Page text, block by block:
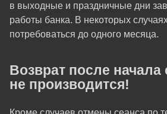
в выходные и праздничные дни
работы банка. В некоторых
потребоваться до одного месяца.
Возврат после начала
не производится!